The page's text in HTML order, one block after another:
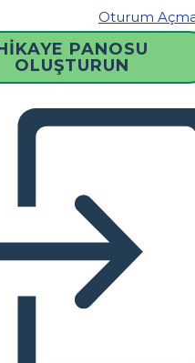
Oturum
PANOSU
OLUŞTURUN